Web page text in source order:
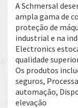
A Schmersal
ampla gama de
proteção de
industrial e na
Electronics
qualidade
Os produtos
seguros,
automação,
elevação